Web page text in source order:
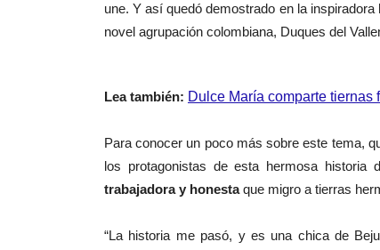
une. Y así quedó demostrado en la
novel agrupación colombiana, Duques del
Lea también: Dulce María comparte
Para conocer un poco más sobre este tema,
los protagonistas de esta hermosa historia
trabajadora y honestaque migro a tierras
“La historia me pasó, y es una chica de